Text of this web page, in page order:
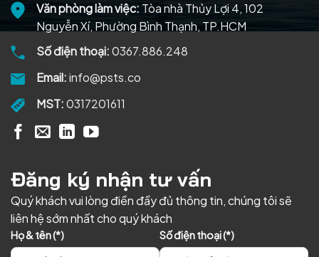
Văn phòng làm việc: Tòa nhà Thủy Lợi 4, 102
Nguyễn Xí, Phường Bình Thạnh, TP.HCM
Số điện thoại:0367.886.248
Email:info@psts.co
MST:0317201611
Đăng ký nhận tư vấn
Quý khách vui lòng điền đầy đủ thông tin, chúng tôi sẽ
liên hệ sớm nhất cho quý khách
Họ & tên (*) Số điện thoại (*)